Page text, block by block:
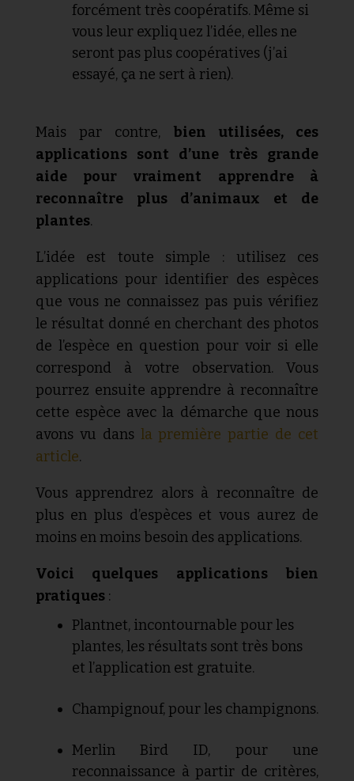
forcément très coopératifs. Même si
vous leur expliquez l’idée, elles ne
seront pas plus coopératives (j’ai
essayé, ça ne sert à rien).
Mais par contre, bien utilisées, ces
applications sont d’une très grande
aide pour vraiment apprendre à
reconnaître plus d’animaux et de
plantes.
L’idée est toute simple : utilisez ces
applications pour identifier des espèces
que vous ne connaissez pas puis vérifiez
le résultat donné en cherchant des photos
de l’espèce en question pour voir si elle
correspond à votre observation. Vous
pourrez ensuite apprendre à reconnaître
cette espèce avec la démarche que nous
avons vu dans la première partie de cet
article.
Vous apprendrez alors à reconnaître de
plus en plus d’espèces et vous aurez de
moins en moins besoin des applications.
Voici quelques applications bien
pratiques:
Plantnet, incontournable pour les
plantes, les résultats sont très bons
et l’application est gratuite.
Champignouf, pour les champignons.
Merlin Bird ID, pour une
reconnaissance à partir de critères,